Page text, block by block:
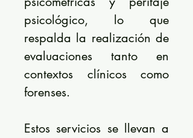
psicológico, lo que
respalda la realización de
evaluaciones tanto en
contextos clínicos como
forenses.
Estos servicios se llevan a